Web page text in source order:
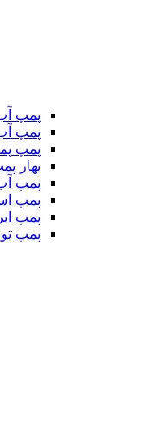
پمپ
پمپ
پمپ
بهار
پمپ آب
پمپ
پمپ
پمپ